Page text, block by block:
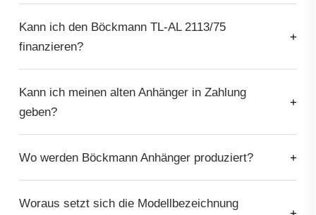
Kann ich den Böckmann TL-AL 2113/75
finanzieren?
Kann ich meinen alten Anhänger in Zahlung
geben?
Wo werden Böckmann Anhänger produziert?
Woraus setzt sich die Modellbezeichnung